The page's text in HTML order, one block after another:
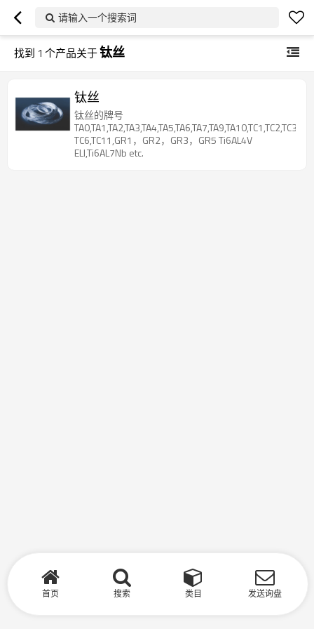
请输入一个搜索词
找到 1 个产品关于钛丝
钛丝
钛丝的牌号
TC6,TC11,GR1，GR2，GR3，GR5 Ti6AL4V
ELI,Ti6AL7Nb etc.
首页 搜索 类目 发送询盘